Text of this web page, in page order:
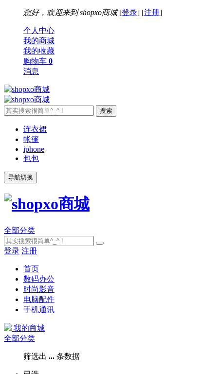
您好，欢迎来到 shopxo商城[登录] [注册]
个人中心
我的商城
我的收藏
购物车 0
消息
连衣裙
帐篷
iphone
包包
导航切换
全部分类
登录 注册
首页
数码办公
时尚影音
电脑配件
手机通讯
我的商城
全部分类
筛选出 ... 条数据